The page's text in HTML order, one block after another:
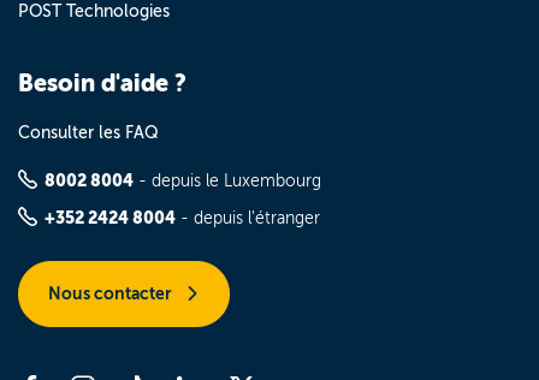
POST Technologies
Besoin d'aide ?
Consulter les FAQ
8002 8004 - depuis le Luxembourg
+352 2424 8004 - depuis l'étranger
Nous contacter